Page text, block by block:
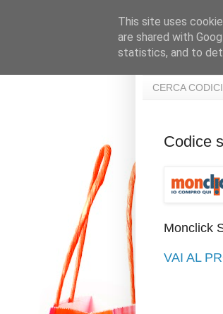
CERCA
Codice
Monclick
VAI AL
This site uses
are shared with
statistics, and to